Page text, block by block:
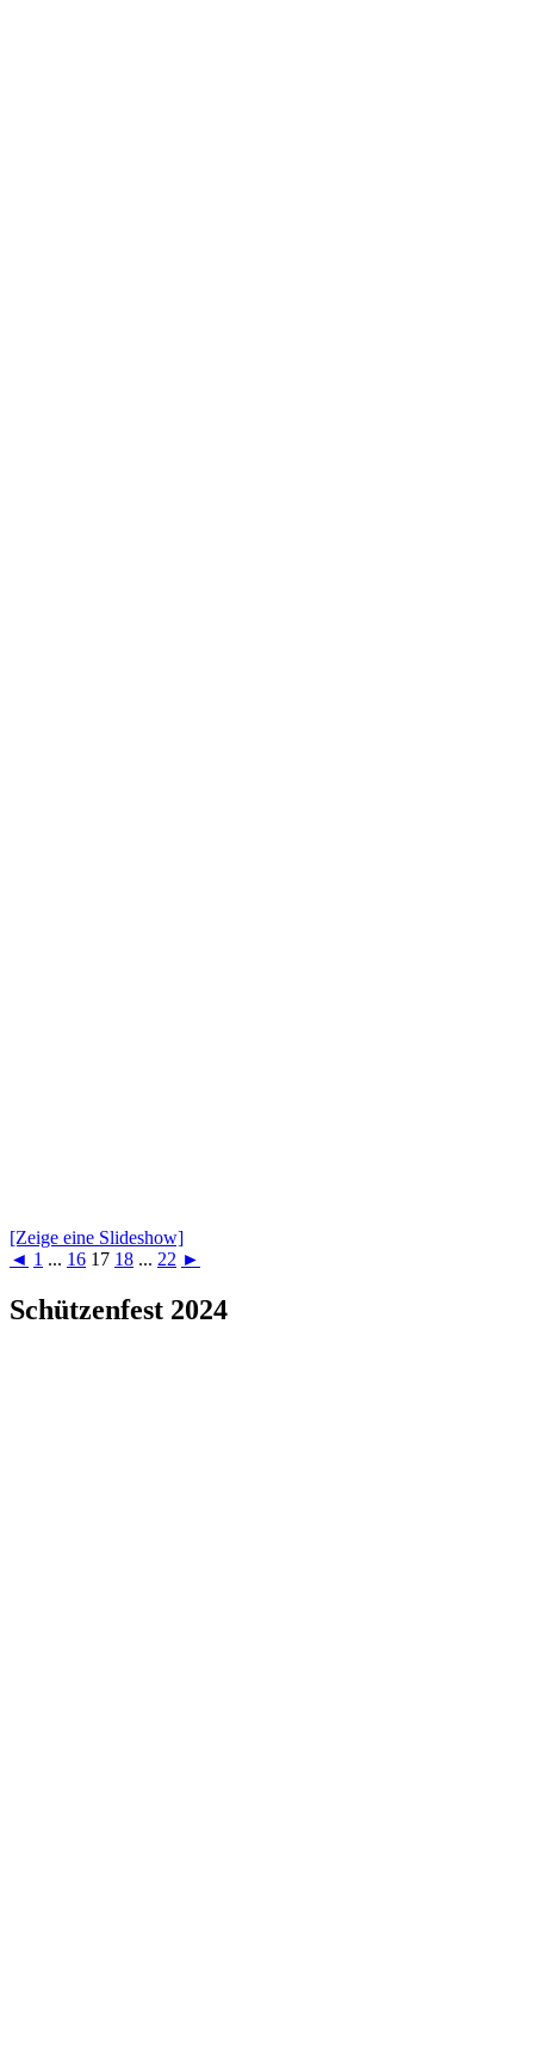
[Zeige eine Slideshow]
◄ 1 ... 16 17 18 ... 22 ►
Schützenfest 2024